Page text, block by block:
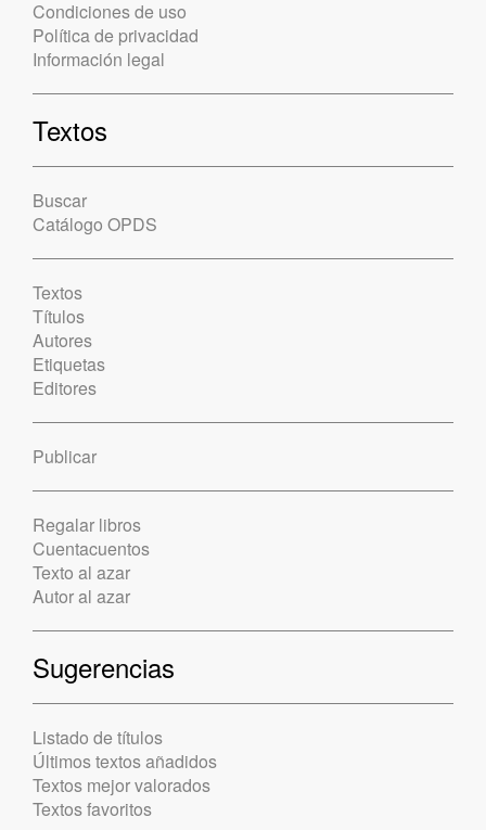
Condiciones de uso
Política de privacidad
Información legal
Textos
Buscar
Catálogo OPDS
Textos
Títulos
Autores
Etiquetas
Editores
Publicar
Regalar libros
Cuentacuentos
Texto al azar
Autor al azar
Sugerencias
Listado de títulos
Últimos textos añadidos
Textos mejor valorados
Textos favoritos